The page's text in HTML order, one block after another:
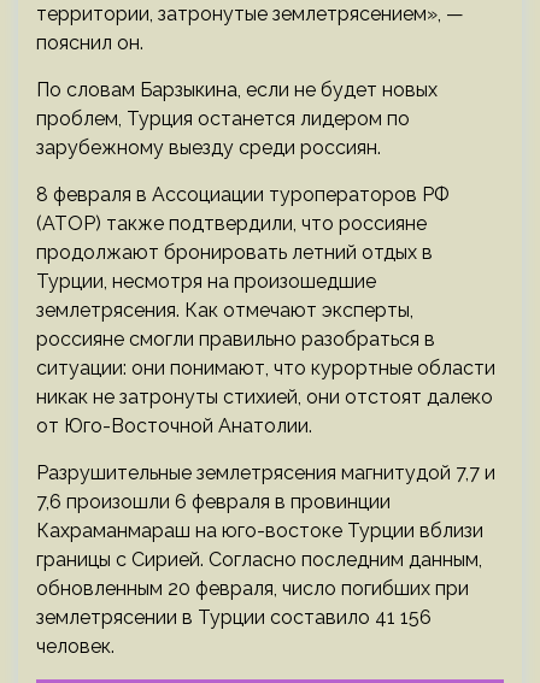
территории, затронутые землетрясением», —
пояснил он.
По словам Барзыкина, если не будет новых
проблем, Турция останется лидером по
зарубежному выезду среди россиян.
8 февраля в Ассоциации туроператоров РФ
(АТОР) также подтвердили, что россияне
продолжают бронировать летний отдых в
Турции, несмотря на произошедшие
землетрясения. Как отмечают эксперты,
россияне смогли правильно разобраться в
ситуации: они понимают, что курортные области
никак не затронуты стихией, они отстоят далеко
от Юго-Восточной Анатолии.
Разрушительные землетрясения магнитудой 7,7 и
7,6 произошли 6 февраля в провинции
Кахраманмараш на юго-востоке Турции вблизи
границы с Сирией. Согласно последним данным,
обновленным 20 февраля, число погибших при
землетрясении в Турции составило 41 156
человек.